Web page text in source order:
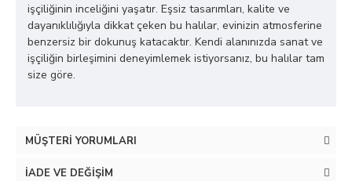
işçiliğinin inceliğini yaşatır. Eşsiz tasarımları, kalite ve
dayanıklılığıyla dikkat çeken bu halılar, evinizin atmosferine
benzersiz bir dokunuş katacaktır. Kendi alanınızda sanat ve
işçiliğin birleşimini deneyimlemek istiyorsanız, bu halılar tam
size göre.
MÜŞTERI YORUMLARI
İADE VE DEĞIŞIM